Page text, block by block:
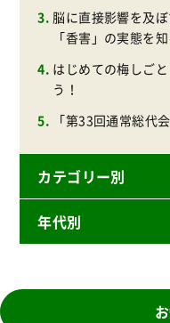
脳に直接影響を及
「香害」の実態を
はじめての梅しご
う！
「第33回通常総代
カテゴリー別
ニュースリリース
商品
年代別